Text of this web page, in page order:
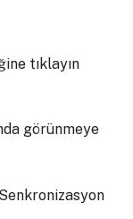
tıklayın
görünmeye